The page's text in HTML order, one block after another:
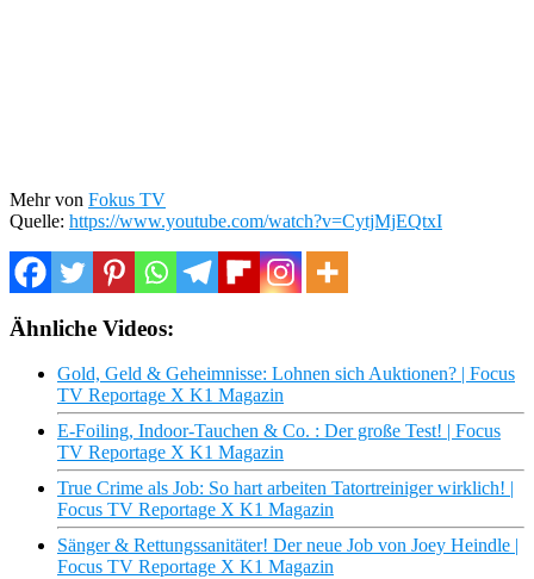
Mehr von Fokus TV
Quelle: https://www.youtube.com/watch?v=CytjMjEQtxI
Ähnliche Videos:
Gold, Geld & Geheimnisse: Lohnen sich Auktionen? | Focus
TV Reportage X K1 Magazin
E-Foiling, Indoor-Tauchen & Co. : Der große Test! | Focus
TV Reportage X K1 Magazin
True Crime als Job: So hart arbeiten Tatortreiniger wirklich! |
Focus TV Reportage X K1 Magazin
Sänger & Rettungssanitäter! Der neue Job von Joey Heindle |
Focus TV Reportage X K1 Magazin